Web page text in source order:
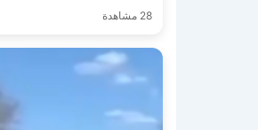
28 مشاهدة